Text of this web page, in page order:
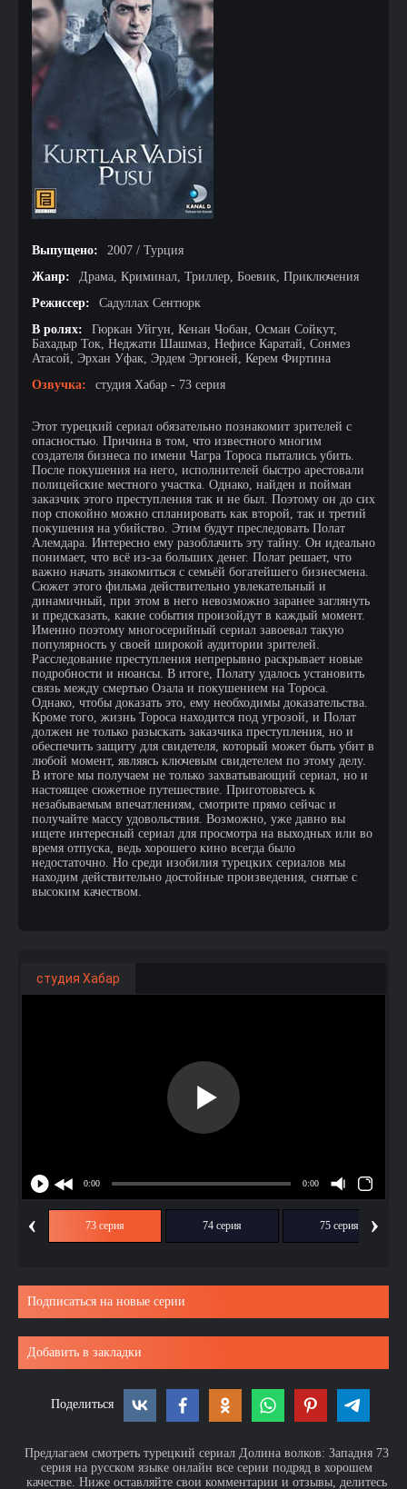
Выпущено:
2007 / Турция
Жанр:
Драма, Криминал, Триллер, Боевик, Приключения
Режиссер:
Садуллах Сентюрк
В ролях:
Гюркан Уйгун, Кенан Чобан, Осман Сойкут,
Бахадыр Ток, Неджати Шашмаз, Нефисе Каратай, Сонмез
Атасой, Эрхан Уфак, Эрдем Эргюней, Керем Фиртина
Озвучка:
студия Хабар - 73 серия
Этот турецкий сериал обязательно познакомит зрителей с
опасностью. Причина в том, что известного многим
создателя бизнеса по имени Чагра Тороса пытались убить.
После покушения на него, исполнителей быстро арестовали
полицейские местного участка. Однако, найден и пойман
заказчик этого преступления так и не был. Поэтому он до сих
пор спокойно можно спланировать как второй, так и третий
покушения на убийство. Этим будут преследовать Полат
Алемдара. Интересно ему разоблачить эту тайну. Он идеально
понимает, что всё из-за больших денег. Полат решает, что
важно начать знакомиться с семьёй богатейшего бизнесмена.
Сюжет этого фильма действительно увлекательный и
динамичный, при этом в него невозможно заранее заглянуть
и предсказать, какие события произойдут в каждый момент.
Именно поэтому многосерийный сериал завоевал такую
популярность у своей широкой аудитории зрителей.
Расследование преступления непрерывно раскрывает новые
подробности и нюансы. В итоге, Полату удалось установить
связь между смертью Озала и покушением на Тороса.
Однако, чтобы доказать это, ему необходимы доказательства.
Кроме того, жизнь Тороса находится под угрозой, и Полат
должен не только разыскать заказчика преступления, но и
обеспечить защиту для свидетеля, который может быть убит в
любой момент, являясь ключевым свидетелем по этому делу.
В итоге мы получаем не только захватывающий сериал, но и
настоящее сюжетное путешествие. Приготовьтесь к
незабываемым впечатлениям, смотрите прямо сейчас и
получайте массу удовольствия. Возможно, уже давно вы
ищете интересный сериал для просмотра на выходных или во
время отпуска, ведь хорошего кино всегда было
недостаточно. Но среди изобилия турецких сериалов мы
находим действительно достойные произведения, снятые с
высоким качеством.
студия Хабар
‹ 73 серия 74 серия 75 серия ›
Подписаться на новые серии
Добавить в закладки
Поделиться
Предлагаем смотреть турецкий сериал Долина волков: Западня 73
серия на русском языке онлайн все серии подряд в хорошем
качестве. Ниже оставляйте свои комментарии и отзывы, делитесь